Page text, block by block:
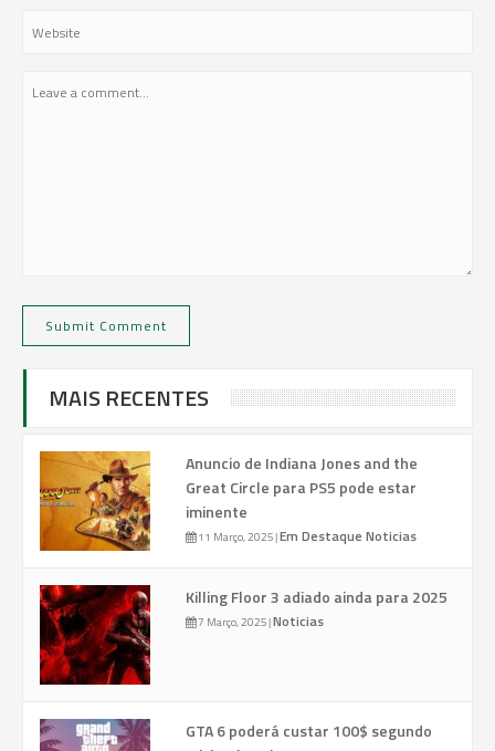
MAIS RECENTES
Anuncio de Indiana Jones and the
Great Circle para PS5 pode estar
iminente
11 Março, 2025|Em Destaque Noticias
Killing Floor 3 adiado ainda para 2025
7 Março, 2025|Noticias
GTA 6 poderá custar 100$ segundo